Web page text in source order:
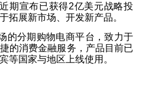
期宣布已获得2亿美元战略投
拓展新市场、开发新产品。
的分期购物电商平台，致力于
的消费金融服务，产品目前已
等国家与地区上线使用。